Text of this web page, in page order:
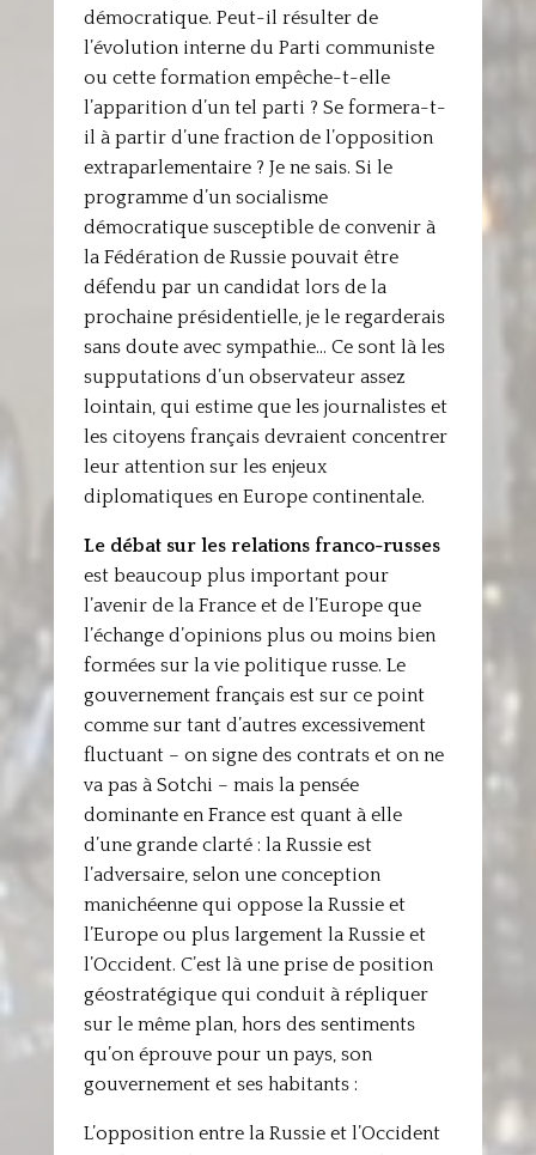
démocratique. Peut-il résulter de
l’évolution interne du Parti communiste
ou cette formation empêche-t-elle
l’apparition d’un tel parti ? Se formera-t-
il à partir d’une fraction de l’opposition
extraparlementaire ? Je ne sais. Si le
programme d’un socialisme
démocratique susceptible de convenir à
la Fédération de Russie pouvait être
défendu par un candidat lors de la
prochaine présidentielle, je le regarderais
sans doute avec sympathie… Ce sont là les
supputations d’un observateur assez
lointain, qui estime que les journalistes et
les citoyens français devraient concentrer
leur attention sur les enjeux
diplomatiques en Europe continentale.
Le débat sur les relations franco-russes
est beaucoup plus important pour
l’avenir de la France et de l’Europe que
l’échange d’opinions plus ou moins bien
formées sur la vie politique russe. Le
gouvernement français est sur ce point
comme sur tant d’autres excessivement
fluctuant – on signe des contrats et on ne
va pas à Sotchi – mais la pensée
dominante en France est quant à elle
d’une grande clarté : la Russie est
l’adversaire, selon une conception
manichéenne qui oppose la Russie et
l’Europe ou plus largement la Russie et
l’Occident. C’est là une prise de position
géostratégique qui conduit à répliquer
sur le même plan, hors des sentiments
qu’on éprouve pour un pays, son
gouvernement et ses habitants :
L’opposition entre la Russie et l’Occident